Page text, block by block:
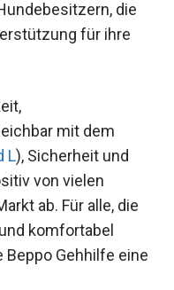
die
für ihre
mit dem
L), Sicherheit und
von vielen
ab. Für alle, die
komfortabel
Gehhilfe eine